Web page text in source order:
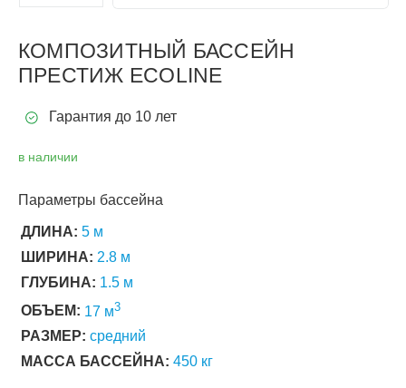
КОМПОЗИТНЫЙ БАССЕЙН
ПРЕСТИЖ ECOLINE
Гарантия до 10 лет
в наличии
Параметры бассейна
ДЛИНА: 5 м
ШИРИНА: 2.8 м
ГЛУБИНА: 1.5 м
ОБЪЕМ: 17 м3
РАЗМЕР: средний
МАССА БАССЕЙНА: 450 кг